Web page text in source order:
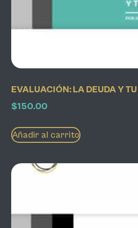
EVALUACIÓN: LA DEUDA Y
$150.00
Añadir al carrito